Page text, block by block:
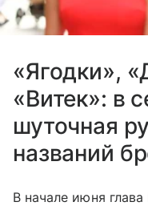
«Ягодки»,
«Витек»: в
шуточная
названий
В начале июня